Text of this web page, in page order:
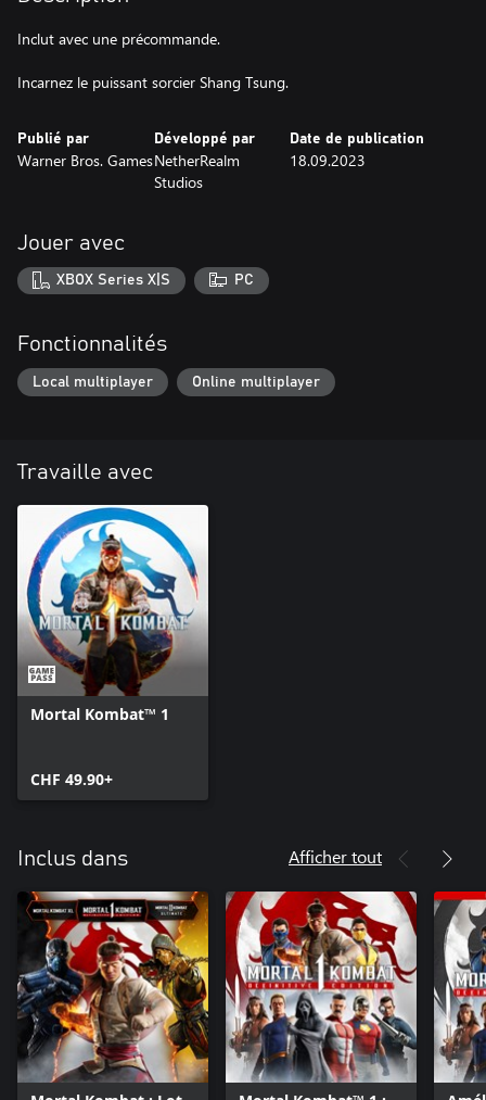
Inclut avec une précommande.
Incarnez le puissant sorcier Shang Tsung.
Publié par
Warner Bros. Games
Développé par
NetherRealm
Studios
Date de publication
18.09.2023
Jouer avec
XBOX Series X|S PC
Fonctionnalités
Local multiplayer Online multiplayer
Travaille avec
Mortal Kombat™ 1
CHF 49.90+
Inclus dans Afficher tout